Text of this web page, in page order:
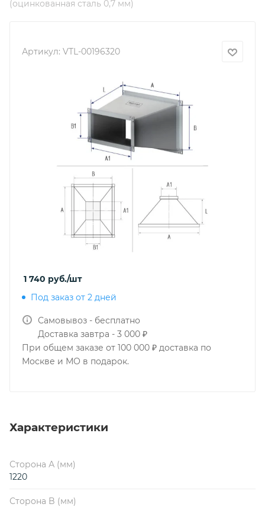
(оцинкованная сталь 0,7 мм)
Артикул: VTL-00196320
1 740 руб./шт
Под заказ от 2 дней
Самовывоз - бесплатно
Доставка завтра - 3 000 ₽
При общем заказе от 100 000 ₽ доставка по
Москве и МО в подарок.
Характеристики
Сторона А (мм)
1220
Сторона B (мм)